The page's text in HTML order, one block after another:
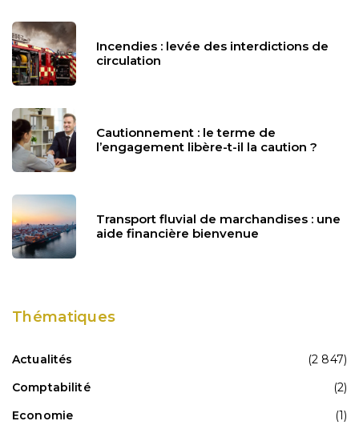
Incendies : levée des interdictions de
circulation
Cautionnement : le terme de
l’engagement libère-t-il la caution ?
Transport fluvial de marchandises : une
aide financière bienvenue
Thématiques
Actualités
(2 847)
Comptabilité
(2)
Economie
(1)